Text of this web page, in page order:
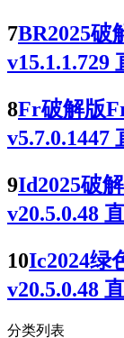
7BR2025破
v15.1.1.729
8Fr破解版
v5.7.0.1447
9Id2025破
v20.5.0.48
10Ic2024绿
v20.5.0.48
分类列表